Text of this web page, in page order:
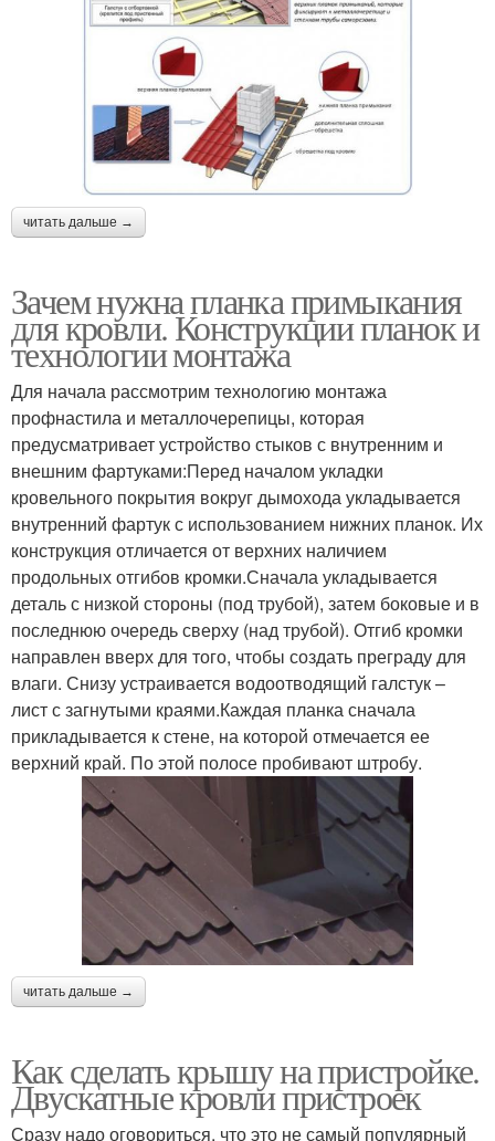
читать дальше →
Зачем нужна планка примыкания
для кровли. Конструкции планок и
технологии монтажа
Для начала рассмотрим технологию монтажа
профнастила и металлочерепицы, которая
предусматривает устройство стыков с внутренним и
внешним фартуками:Перед началом укладки
кровельного покрытия вокруг дымохода укладывается
внутренний фартук с использованием нижних планок. Их
конструкция отличается от верхних наличием
продольных отгибов кромки.Сначала укладывается
деталь с низкой стороны (под трубой), затем боковые и в
последнюю очередь сверху (над трубой). Отгиб кромки
направлен вверх для того, чтобы создать преграду для
влаги. Снизу устраивается водоотводящий галстук –
лист с загнутыми краями.Каждая планка сначала
прикладывается к стене, на которой отмечается ее
верхний край. По этой полосе пробивают штробу.
читать дальше →
Как сделать крышу на пристройке.
Двускатные кровли пристроек
Сразу надо оговориться, что это не самый популярный